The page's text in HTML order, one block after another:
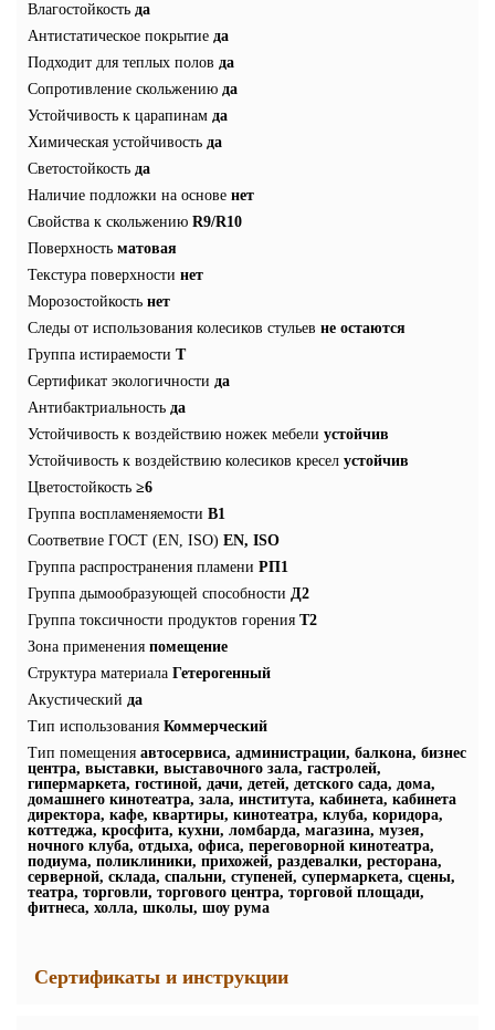
Влагостойкость да
Антистатическое покрытие да
Подходит для теплых полов да
Сопротивление скольжению да
Устойчивость к царапинам да
Химическая устойчивость да
Светостойкость да
Наличие подложки на основе нет
Свойства к скольжению R9/R10
Поверхность матовая
Текстура поверхности нет
Морозостойкость нет
Следы от использования колесиков стульев не остаются
Группа истираемости T
Сертификат экологичности да
Антибактриальность да
Устойчивость к воздействию ножек мебели устойчив
Устойчивость к воздействию колесиков кресел устойчив
Цветостойкость ≥6
Группа воспламеняемости В1
Соответвие ГОСТ (EN, ISO) EN, ISO
Группа распространения пламени РП1
Группа дымообразующей способности Д2
Группа токсичности продуктов горения Т2
Зона применения помещение
Структура материала Гетерогенный
Акустический да
Тип использования Коммерческий
Тип помещения автосервиса, администрации, балкона, бизнес
центра, выставки, выставочного зала, гастролей,
гипермаркета, гостиной, дачи, детей, детского сада, дома,
домашнего кинотеатра, зала, института, кабинета, кабинета
директора, кафе, квартиры, кинотеатра, клуба, коридора,
коттеджа, кросфита, кухни, ломбарда, магазина, музея,
ночного клуба, отдыха, офиса, переговорной кинотеатра,
подиума, поликлиники, прихожей, раздевалки, ресторана,
серверной, склада, спальни, ступеней, супермаркета, сцены,
театра, торговли, торгового центра, торговой площади,
фитнеса, холла, школы, шоу рума
Сертификаты и инструкции